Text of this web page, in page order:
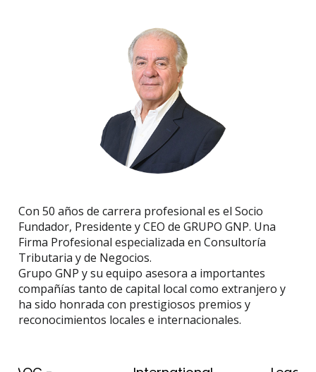
Con 50 años de carrera profesional es el Socio
Fundador, Presidente y CEO de GRUPO GNP. Una
Firma Profesional especializada en Consultoría
Tributaria y de Negocios.
Grupo GNP y su equipo asesora a importantes
compañías tanto de capital local como extranjero y
ha sido honrada con prestigiosos premios y
reconocimientos locales e internacionales.